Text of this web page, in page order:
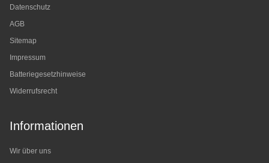
Datenschutz
AGB
Sitemap
Impressum
Batteriegesetzhinweise
Widerrufsrecht
Informationen
Wir über uns